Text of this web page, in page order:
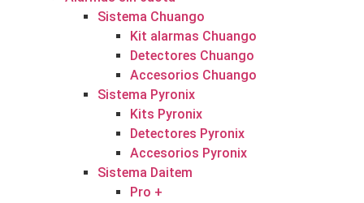
Sistema Chuango
Kit alarmas Chuango
Detectores Chuango
Accesorios Chuango
Sistema Pyronix
Kits Pyronix
Detectores Pyronix
Accesorios Pyronix
Sistema Daitem
Pro +